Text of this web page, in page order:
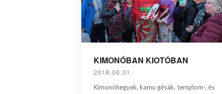
KIMONÓBAN KIOTÓBAN
2018.06.01.
Kimonóhegyek, kamu gésák, templom-, és